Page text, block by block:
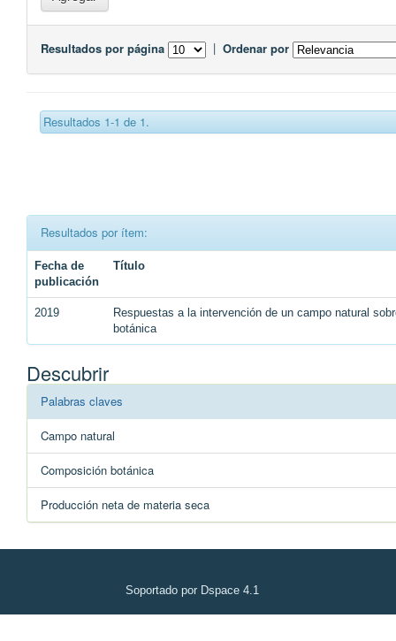
Resultados por página | Ordenar por
Resultados 1-1 de 1.
Resultados por ítem:
Fecha de
publicación
Título
2019
Respuestas a la intervención de un campo natural
botánica
Descubrir
Palabras claves
Campo natural
Composición botánica
Producción neta de materia seca
Soportado por Dspace 4.1